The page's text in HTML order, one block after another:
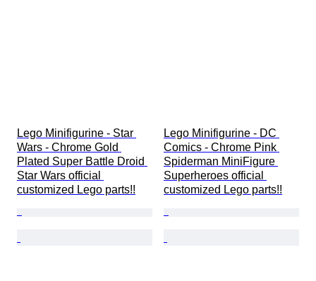
Lego Minifigurine - Star
Wars - Chrome Gold
Plated Super Battle Droid
Star Wars official
customized Lego parts!!
Lego Minifigurine - DC
Comics - Chrome Pink
Spiderman MiniFigure
Superheroes official
customized Lego parts!!